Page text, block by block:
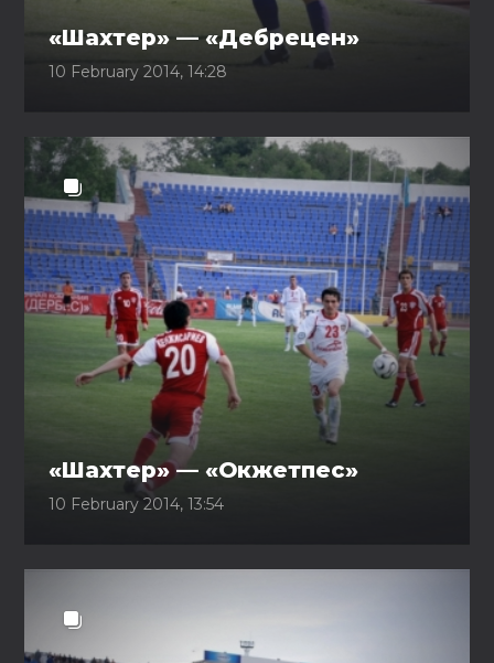
«Шахтер» — «Дебрецен»
10 February 2014, 14:28
«Шахтер» — «Окжетпес»
10 February 2014, 13:54